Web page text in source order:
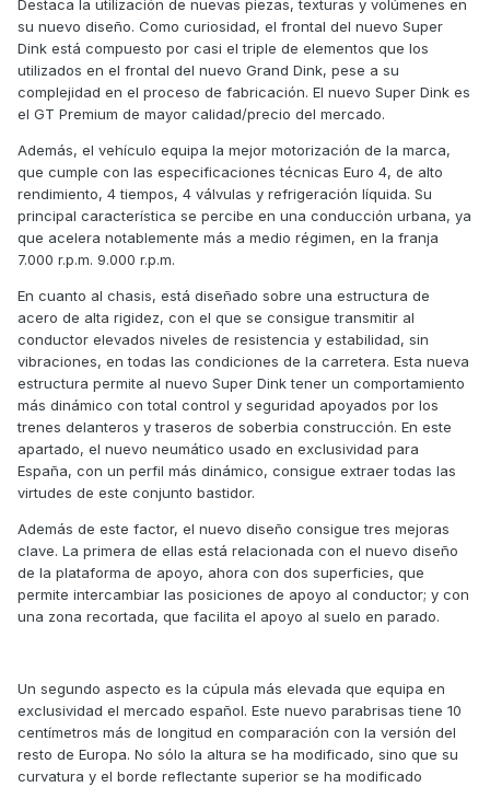
Destaca la utilización de nuevas piezas, texturas y volúmenes en
su nuevo diseño. Como curiosidad, el frontal del nuevo Super
Dink está compuesto por casi el triple de elementos que los
utilizados en el frontal del nuevo Grand Dink, pese a su
complejidad en el proceso de fabricación. El nuevo Super Dink es
el GT Premium de mayor calidad/precio del mercado.
Además, el vehículo equipa la mejor motorización de la marca,
que cumple con las especificaciones técnicas Euro 4, de alto
rendimiento, 4 tiempos, 4 válvulas y refrigeración líquida. Su
principal característica se percibe en una conducción urbana, ya
que acelera notablemente más a medio régimen, en la franja
7.000 r.p.m. 9.000 r.p.m.
En cuanto al chasis, está diseñado sobre una estructura de
acero de alta rigidez, con el que se consigue transmitir al
conductor elevados niveles de resistencia y estabilidad, sin
vibraciones, en todas las condiciones de la carretera. Esta nueva
estructura permite al nuevo Super Dink tener un comportamiento
más dinámico con total control y seguridad apoyados por los
trenes delanteros y traseros de soberbia construcción. En este
apartado, el nuevo neumático usado en exclusividad para
España, con un perfil más dinámico, consigue extraer todas las
virtudes de este conjunto bastidor.
Además de este factor, el nuevo diseño consigue tres mejoras
clave. La primera de ellas está relacionada con el nuevo diseño
de la plataforma de apoyo, ahora con dos superficies, que
permite intercambiar las posiciones de apoyo al conductor; y con
una zona recortada, que facilita el apoyo al suelo en parado.
Un segundo aspecto es la cúpula más elevada que equipa en
exclusividad el mercado español. Este nuevo parabrisas tiene 10
centímetros más de longitud en comparación con la versión del
resto de Europa. No sólo la altura se ha modificado, sino que su
curvatura y el borde reflectante superior se ha modificado